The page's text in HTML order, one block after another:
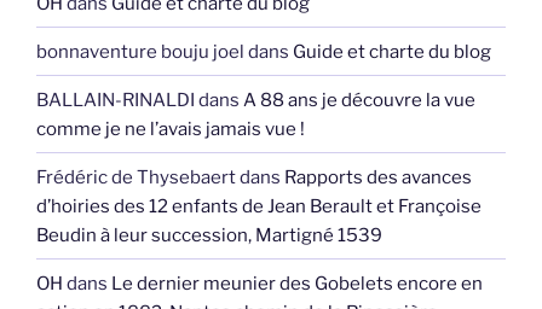
bonnaventure bouju joel dans Guide et charte du blog
BALLAIN-RINALDI dans A 88 ans je découvre la vue
comme je ne l’avais jamais vue !
Frédéric de Thysebaertdans Rapports des avances
d’hoiries des 12 enfants de Jean Berault et Françoise
Beudin à leur succession, Martigné 1539
OH dans Le dernier meunier des Gobelets encore en